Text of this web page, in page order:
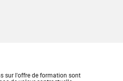
sur l'offre de formation sont